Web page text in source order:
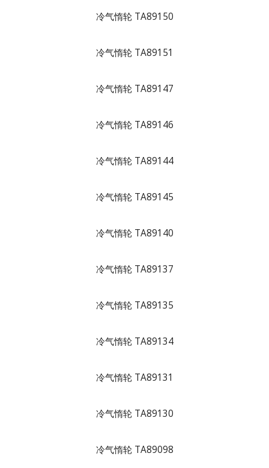
冷气惰轮 TA89150
冷气惰轮 TA89151
冷气惰轮 TA89147
冷气惰轮 TA89146
冷气惰轮 TA89144
冷气惰轮 TA89145
冷气惰轮 TA89140
冷气惰轮 TA89137
冷气惰轮 TA89135
冷气惰轮 TA89134
冷气惰轮 TA89131
冷气惰轮 TA89130
冷气惰轮 TA89098